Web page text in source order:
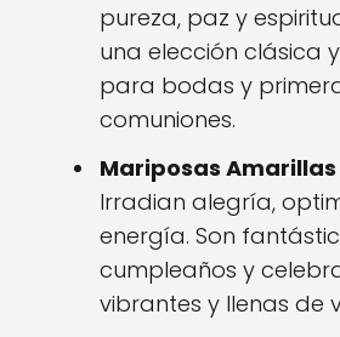
pureza, paz y
una elección clásica
para bodas y
comuniones.
Mariposas
Irradian alegría,
energía. Son
cumpleaños y
vibrantes y llenas de